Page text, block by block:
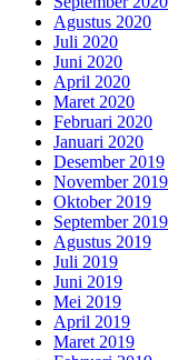
Agustus 2020
Juli 2020
Juni 2020
April 2020
Maret 2020
Februari 2020
Januari 2020
Desember 2019
November 2019
Oktober 2019
September 2019
Agustus 2019
Juli 2019
Juni 2019
Mei 2019
April 2019
Maret 2019